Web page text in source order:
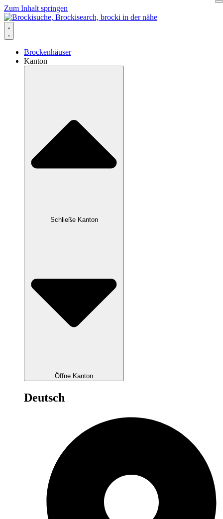
Zum Inhalt springen
Brockenhäuser
Kanton
Schließe Kanton
Öffne Kanton
Deutsch